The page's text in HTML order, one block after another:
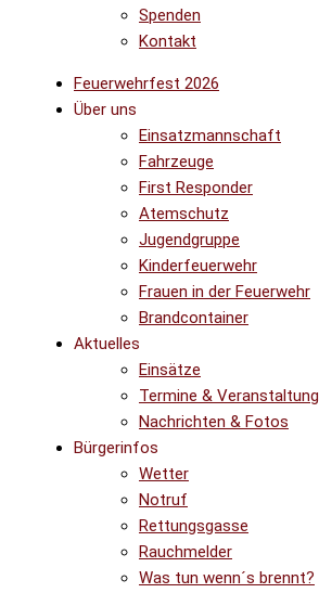
Spenden
Kontakt
Feuerwehrfest 2026
Über uns
Einsatzmannschaft
Fahrzeuge
First Responder
Atemschutz
Jugendgruppe
Kinderfeuerwehr
Frauen in der Feuerwehr
Brandcontainer
Aktuelles
Einsätze
Termine &
Nachrichten & Fotos
Bürgerinfos
Wetter
Notruf
Rettungsgasse
Rauchmelder
Was tun wenn´s brennt?